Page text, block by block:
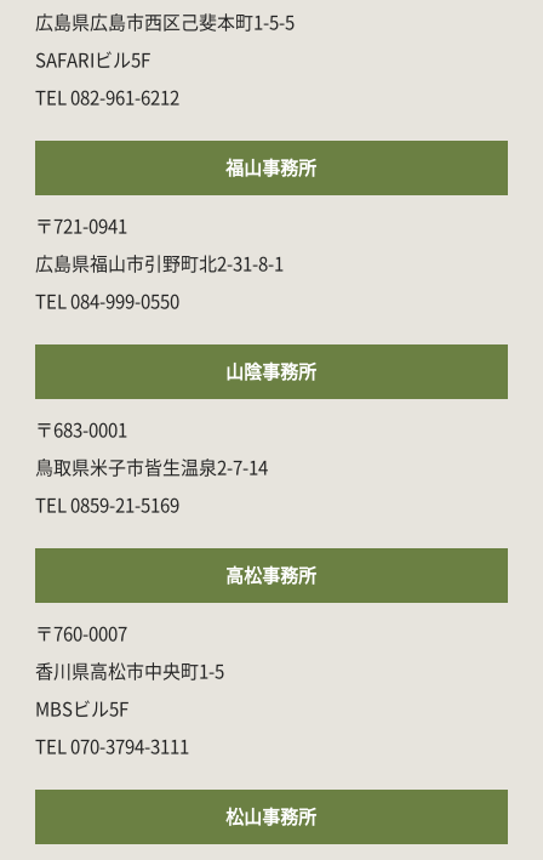
広島県広島市西区己斐本町1-5-5
SAFARIビル5F
082-961-6212
福山事務所
〒721-0941
広島県福山市引野町北2-31-8-1
084-999-0550
山陰事務所
〒683-0001
鳥取県米子市皆生温泉2-7-14
0859-21-5169
高松事務所
〒760-0007
香川県高松市中央町1-5
MBSビル5F
070-3794-3111
松山事務所